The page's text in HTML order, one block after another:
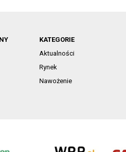
KATEGORIE
Aktualności
Rynek
Nawożenie